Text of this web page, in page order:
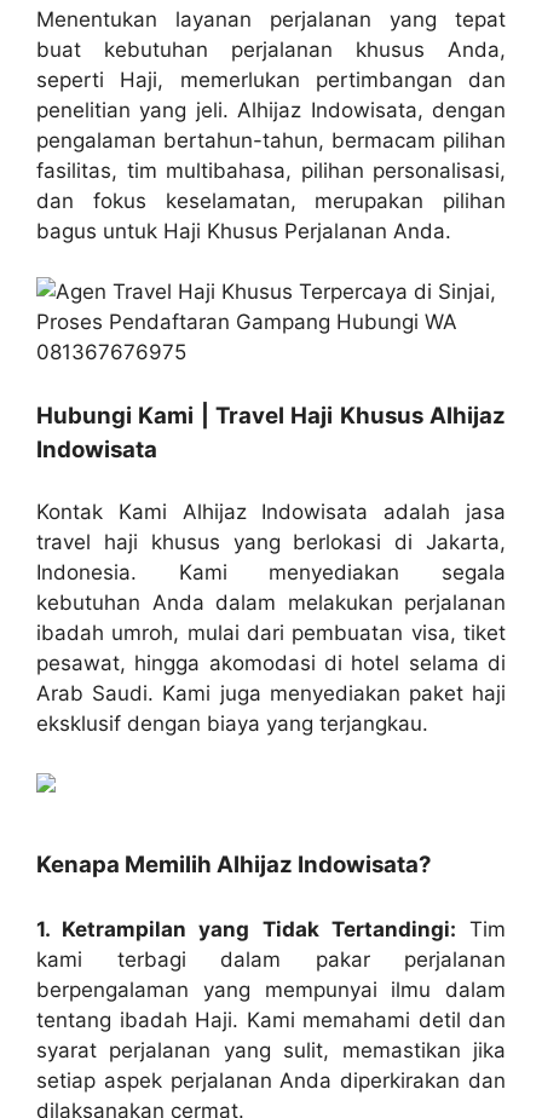
Menentukan layanan perjalanan yang tepat
buat kebutuhan perjalanan khusus Anda,
seperti Haji, memerlukan pertimbangan dan
penelitian yang jeli. Alhijaz Indowisata, dengan
pengalaman bertahun-tahun, bermacam pilihan
fasilitas, tim multibahasa, pilihan personalisasi,
dan fokus keselamatan, merupakan pilihan
bagus untuk Haji Khusus Perjalanan Anda.
Hubungi Kami | Travel Haji Khusus Alhijaz
Indowisata
Kontak Kami Alhijaz Indowisata adalah jasa
travel haji khusus yang berlokasi di Jakarta,
Indonesia. Kami menyediakan segala
kebutuhan Anda dalam melakukan perjalanan
ibadah umroh, mulai dari pembuatan visa, tiket
pesawat, hingga akomodasi di hotel selama di
Arab Saudi. Kami juga menyediakan paket haji
eksklusif dengan biaya yang terjangkau.
Kenapa Memilih Alhijaz Indowisata?
1. Ketrampilan yang Tidak Tertandingi: Tim
kami terbagi dalam pakar perjalanan
berpengalaman yang mempunyai ilmu dalam
tentang ibadah Haji. Kami memahami detil dan
syarat perjalanan yang sulit, memastikan jika
setiap aspek perjalanan Anda diperkirakan dan
dilaksanakan cermat.